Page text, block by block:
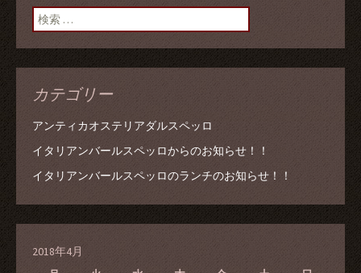
ン
検索:
カテゴリー
アンティカオステリアダルスペッロ
イタリアンバールスペッロからのお知らせ！！
イタリアンバールスペッロのランチのお知らせ！！
2018年4月